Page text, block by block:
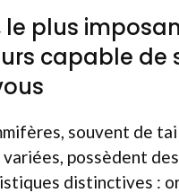
le plus
capable de
souvent de
possèdent des
distinctives :